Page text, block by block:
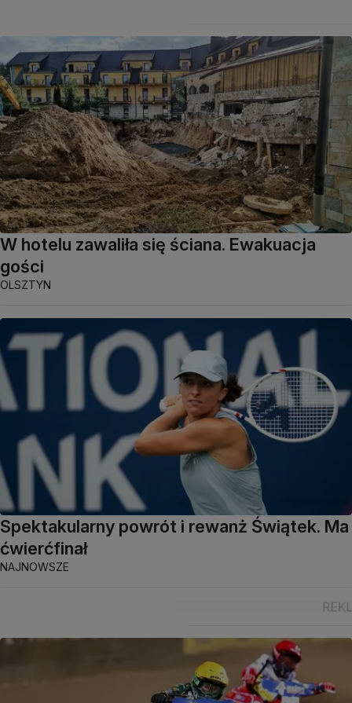
W hotelu zawaliła się ściana. Ewakuacja
gości
OLSZTYN
Spektakularny powrót i rewanż Świątek. Ma
ćwierćfinał
NAJNOWSZE